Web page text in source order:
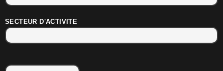
SECTEUR D'ACTIVITE